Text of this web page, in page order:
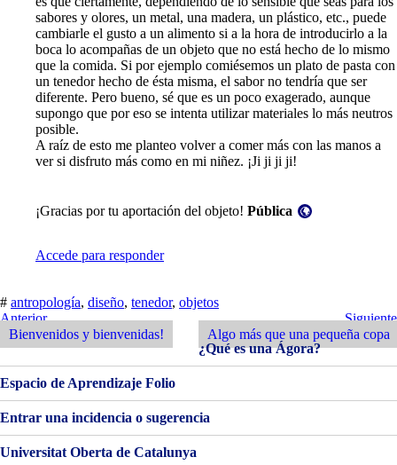
sabores y olores, un metal, una madera, un plástico, etc., puede
cambiarle el gusto a un alimento si a la hora de introducirlo a la
boca lo acompañas de un objeto que no está hecho de lo mismo
que la comida. Si por ejemplo comiésemos un plato de pasta con
un tenedor hecho de ésta misma, el sabor no tendría que ser
diferente. Pero bueno, sé que es un poco exagerado, aunque
supongo que por eso se intenta utilizar materiales lo más neutros
posible.
A raíz de esto me planteo volver a comer más con las manos a
ver si disfruto más como en mi niñez. ¡Ji ji ji ji!
¡Gracias por tu aportación del objeto! Pública
Accede para responder
# antropología, diseño, tenedor, objetos
Navegación
de
entradas
Entrada
Anterior
Anterior
Bienvenidos y bienvenidas!
Siguiente
Entrada
Siguiente
Algo más que una pequeña copa
¿Qué es una Ágora?
Espacio de Aprendizaje Folio
Entrar una incidencia o sugerencia
Universitat Oberta de Catalunya